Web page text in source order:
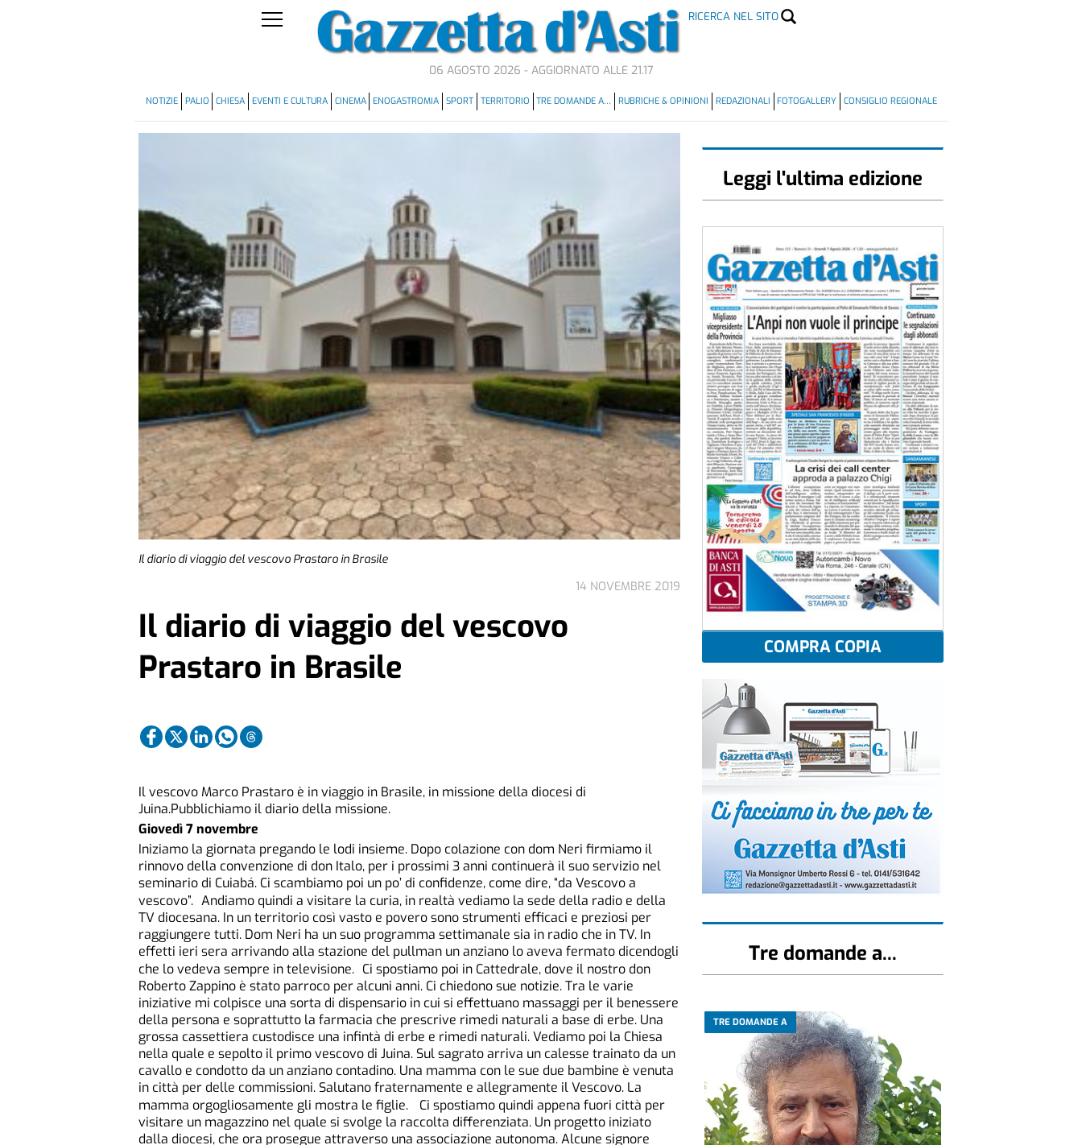
RICERCA NEL SITO
06 AGOSTO 2026 - AGGIORNATO ALLE 21.17
NOTIZIE PALIO CHIESA EVENTI E CULTURA CINEMA ENOGASTROMIA SPORT TERRITORIO TRE DOMANDE A… RUBRICHE & OPINIONI REDAZIONALI FOTOGALLERY CONSIGLIO REGIONALE
Il diario di viaggio del vescovo Prastaro in Brasile
14 NOVEMBRE 2019
Il diario di viaggio del vescovo
Prastaro in Brasile
Il vescovo Marco Prastaro è in viaggio in Brasile, in missione della diocesi di
Juina.Pubblichiamo il diario della missione.
Giovedì 7 novembre
Iniziamo la giornata pregando le lodi insieme. Dopo colazione con dom Neri firmiamo il
rinnovo della convenzione di don Italo, per i prossimi 3 anni continuerà il suo servizio nel
seminario di Cuiabá. Ci scambiamo poi un po’ di confidenze, come dire, “da Vescovo a
vescovo”. Andiamo quindi a visitare la curia, in realtà vediamo la sede della radio e della
TV diocesana. In un territorio così vasto e povero sono strumenti efficaci e preziosi per
raggiungere tutti. Dom Neri ha un suo programma settimanale sia in radio che in TV. In
effetti ieri sera arrivando alla stazione del pullman un anziano lo aveva fermato dicendogli
che lo vedeva sempre in televisione. Ci spostiamo poi in Cattedrale, dove il nostro don
Roberto Zappino è stato parroco per alcuni anni. Ci chiedono sue notizie. Tra le varie
iniziative mi colpisce una sorta di dispensario in cui si effettuano massaggi per il benessere
della persona e soprattutto la farmacia che prescrive rimedi naturali a base di erbe. Una
grossa cassettiera custodisce una infintà di erbe e rimedi naturali. Vediamo poi la Chiesa
nella quale e sepolto il primo vescovo di Juina. Sul sagrato arriva un calesse trainato da un
cavallo e condotto da un anziano contadino. Una mamma con le sue due bambine è venuta
in città per delle commissioni. Salutano fraternamente e allegramente il Vescovo. La
mamma orgogliosamente gli mostra le figlie. Ci spostiamo quindi appena fuori città per
visitare un magazzino nel quale si svolge la raccolta differenziata. Un progetto iniziato
dalla diocesi, che ora prosegue attraverso una associazione autonoma. Alcune signore
Leggi l'ultima edizione
COMPRA COPIA
Tre domande a...
TRE DOMANDE A